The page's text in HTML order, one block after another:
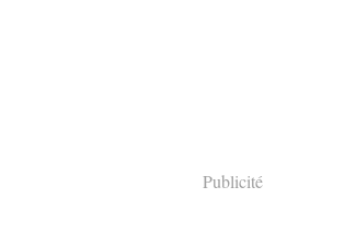
Publicité